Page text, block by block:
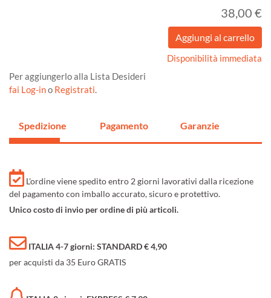
38,00 €
Disponibilità immediata
Per aggiungerlo alla Lista Desideri
fai Log-ino Registrati.
Spedizione Pagamento Garanzie
L'ordine viene spedito entro 2 giorni lavorativi dalla ricezione
del pagamento con imballo accurato, sicuro e protettivo.
Unico costo di invio per ordine di più articoli.
ITALIA 4-7 giorni: STANDARD € 4,90
per acquisti da 35 Euro GRATIS